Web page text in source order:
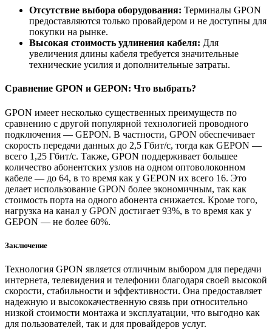
Отсутствие выбора оборудования: Терминалы GPON
предоставляются только провайдером и не доступны для
покупки на рынке.
Высокая стоимость удлинения кабеля: Для
увеличения длины кабеля требуется значительные
технические усилия и дополнительные затраты.
Сравнение GPON и GEPON: Что выбрать?
GPON имеет несколько существенных преимуществ по
сравнению с другой популярной технологией проводного
подключения — GEPON. В частности, GPON обеспечивает
скорость передачи данных до 2,5 Гбит/с, тогда как GEPON —
всего 1,25 Гбит/с. Также, GPON поддерживает большее
количество абонентских узлов на одном оптоволоконном
кабеле — до 64, в то время как у GEPON их всего 16. Это
делает использование GPON более экономичным, так как
стоимость порта на одного абонента снижается. Кроме того,
нагрузка на канал у GPON достигает 93%, в то время как у
GEPON — не более 60%.
Заключение
Технология GPON является отличным выбором для передачи
интернета, телевидения и телефонии благодаря своей высокой
скорости, стабильности и эффективности. Она предоставляет
надежную и высококачественную связь при относительно
низкой стоимости монтажа и эксплуатации, что выгодно как
для пользователей, так и для провайдеров услуг.